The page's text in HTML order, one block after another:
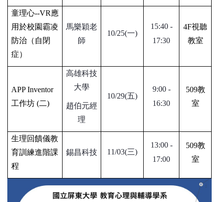
童理心--VR 應
用於校園霸凌
防治（自閉
症）
馬樂穎老
師
10/25(一)
15:40 -
17:30
4F視聽
教室
APP Inventor
工作坊 (二)
高雄科技
大學
趙伯元經
理
10/29(五)
9:00 -
16:30
509教
室
生理回饋儀教
育訓練進階課
程
錫昌科技 11/03(三)
13:00 -
17:00
509教
室